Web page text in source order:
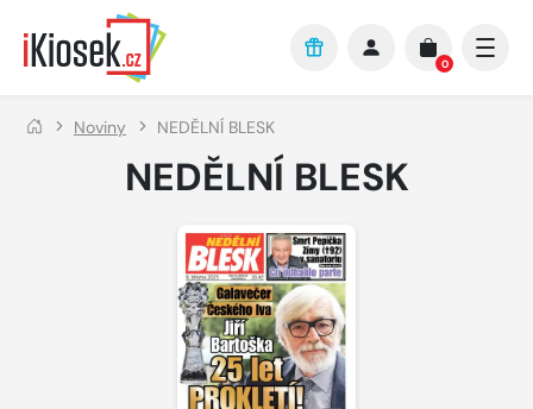
Přejít na hlavní obsah
0
Noviny NEDĚLNÍ BLESK
NEDĚLNÍ BLESK